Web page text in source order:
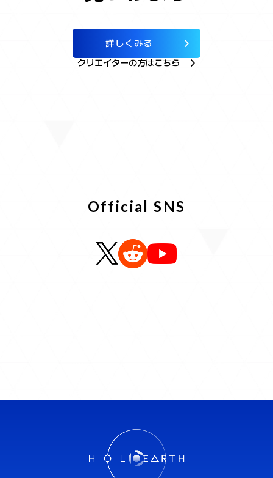
詳しくみる
クリエイターの方はこちら
ホロアースのセカイ
Official SNS